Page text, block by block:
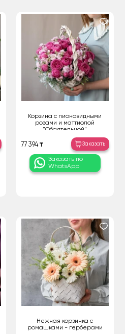
Корзина с пионовидными
розами и маттиолой
"Обаятельной"
77 394 ₸ Заказать
Заказать по
WhatsApp
Нежная корзинка с
ромашками - герберами